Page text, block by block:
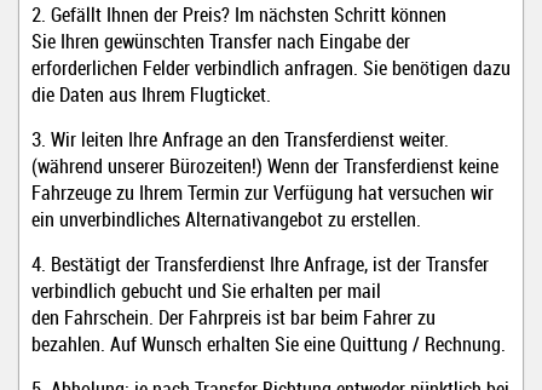
2. Gefällt Ihnen der Preis? Im nächsten Schritt können
Sie Ihren gewünschten Transfer nach Eingabe der
erforderlichen Felder verbindlich anfragen. Sie benötigen dazu
die Daten aus Ihrem Flugticket.
3. Wir leiten Ihre Anfrage an den Transferdienst weiter.
(während unserer Bürozeiten!) Wenn der Transferdienst keine
Fahrzeuge zu Ihrem Termin zur Verfügung hat versuchen wir
ein unverbindliches Alternativangebot zu erstellen.
4. Bestätigt der Transferdienst Ihre Anfrage, ist der Transfer
verbindlich gebucht und Sie erhalten per mail
den Fahrschein. Der Fahrpreis ist bar beim Fahrer zu
bezahlen. Auf Wunsch erhalten Sie eine Quittung / Rechnung.